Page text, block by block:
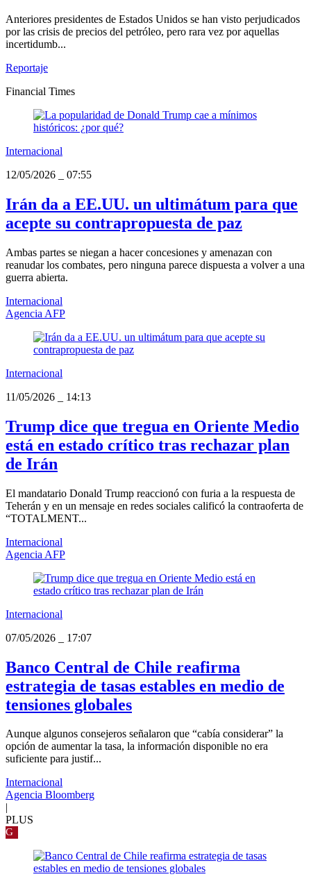
Anteriores presidentes de Estados Unidos se han visto perjudicados
por las crisis de precios del petróleo, pero rara vez por aquellas
incertidumb...
Reportaje
Financial Times
Internacional
12/05/2026
07:55
Irán da a EE.UU. un ultimátum para que
acepte su contrapropuesta de paz
Ambas partes se niegan a hacer concesiones y amenazan con
reanudar los combates, pero ninguna parece dispuesta a volver a una
guerra abierta.
Internacional
Agencia AFP
Internacional
11/05/2026
14:13
Trump dice que tregua en Oriente Medio
está en estado crítico tras rechazar plan
de Irán
El mandatario Donald Trump reaccionó con furia a la respuesta de
Teherán y en un mensaje en redes sociales calificó la contraoferta de
“TOTALMENT...
Internacional
Agencia AFP
Internacional
07/05/2026
17:07
Banco Central de Chile reafirma
estrategia de tasas estables en medio de
tensiones globales
Aunque algunos consejeros señalaron que “cabía considerar” la
opción de aumentar la tasa, la información disponible no era
suficiente para justif...
Internacional
Agencia Bloomberg
PLUS
G